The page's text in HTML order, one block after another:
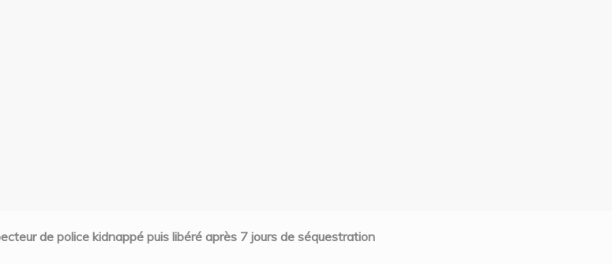
de police kidnappé puis libéré après 7 jours de séquestration